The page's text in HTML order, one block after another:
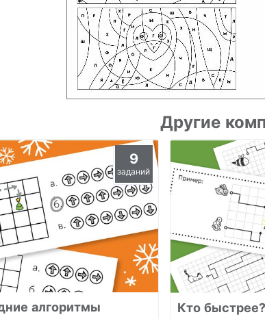
Другие
9
заданий
алгоритмы Кто быстрее?